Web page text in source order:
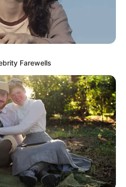
garettnolann)
Farewells